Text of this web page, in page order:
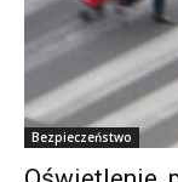
Bezpieczeństwo